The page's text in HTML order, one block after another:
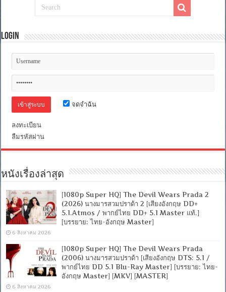
Login
จดจำฉัน
ลงทะเบียน
ลืมรหัสผ่าน
หนังเรื่องล่าสุด
[1080p Super HQ] The Devil Wears Prada 2
(2026) นางมารสวมปราด้า 2 [เสียงอังกฤษ DD+
5.1.Atmos / พากย์ไทย DD+ 5.1 Master แท้.]
[บรรยาย: ไทย-อังกฤษ Master]
6 สิงหาคม 2026
[1080p Super HQ] The Devil Wears Prada
(2006) นางมารสวมปราด้า [เสียงอังกฤษ DTS: 5.1 /
พากย์ไทย DD 5.1 Blu-Ray Master] [บรรยาย: ไทย-
อังกฤษ Master] [MKV] [MASTER]
6 สิงหาคม 2026